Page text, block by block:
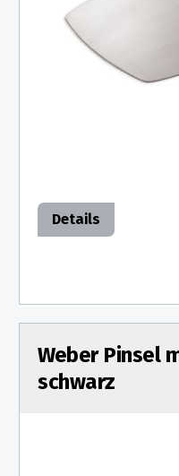
Details
Weber Pinsel
schwarz